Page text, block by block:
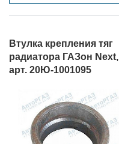
Втулка крепления тяг
радиатора ГАЗон Next,
арт. 20Ю-1001095